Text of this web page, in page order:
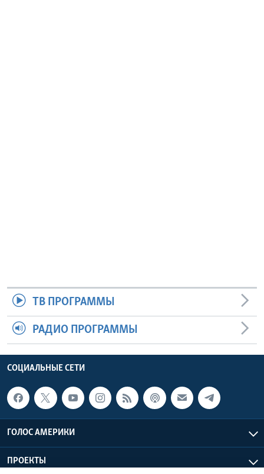
ТВ ПРОГРАММЫ
РАДИО ПРОГРАММЫ
СОЦИАЛЬНЫЕ СЕТИ
ГОЛОС АМЕРИКИ
ПРОЕКТЫ